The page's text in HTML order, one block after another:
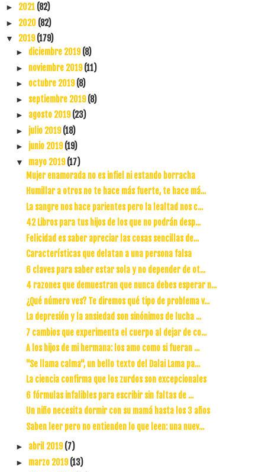
► 2021 (82)
► 2020 (82)
▼ 2019(179)
► diciembre 2019(8)
► noviembre 2019(11)
► octubre 2019(8)
► septiembre 2019(8)
► agosto 2019(23)
► julio 2019(18)
► junio 2019(19)
▼ mayo 2019(17)
Mujer enamorada no es infiel ni estando borracha
Humillar a otros no te hace más fuerte, te hace má...
La sangre nos hace parientes pero la lealtad nos c...
42 Libros para tus hijos de los que no podrán desp...
Felicidad es saber apreciar las cosas sencillas de...
Características que delatan a una persona falsa
6 claves para saber estar sola y no depender de ot...
4 razones que demuestran que nunca debes esperar n...
¿Qué número ves? Te diremos qué tipo de problema v...
La depresión y la ansiedad son sinónimos de lucha ...
7 cambios que experimenta el cuerpo al dejar de co...
A los hijos de mi hermana: los amo como si fueran ...
"Se llama calma", un bello texto del Dalai Lama pa...
La ciencia confirma que los zurdos son excepcionales
6 fórmulas infalibles para escribir sin faltas de ...
Un niño necesita dormir con su mamá hasta los 3 años
Saben leer pero no entienden lo que leen: una nuev...
► abril 2019(7)
► marzo 2019(13)